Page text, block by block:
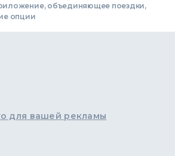
объединяющее поездки,
опции
для вашей рекламы